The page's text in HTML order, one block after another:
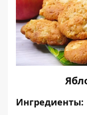
Ингредиенты: